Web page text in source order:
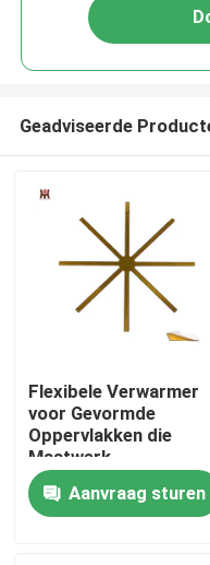
Huis
Producten
Geadviseerde
Flexibele Verwarmer
voor Gevormde
Oppervlakken die
Maatwerk
Warmteverdeling
BiedtAanvraag sturen